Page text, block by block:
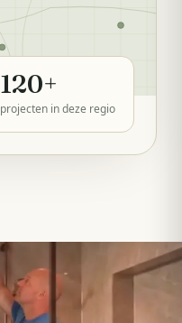
120+
projecten in deze regio